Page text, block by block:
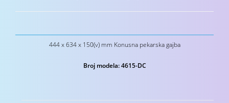
444 x 634 x 150(v) mm Konusna pekarska gajba
Broj modela: 4615-DC